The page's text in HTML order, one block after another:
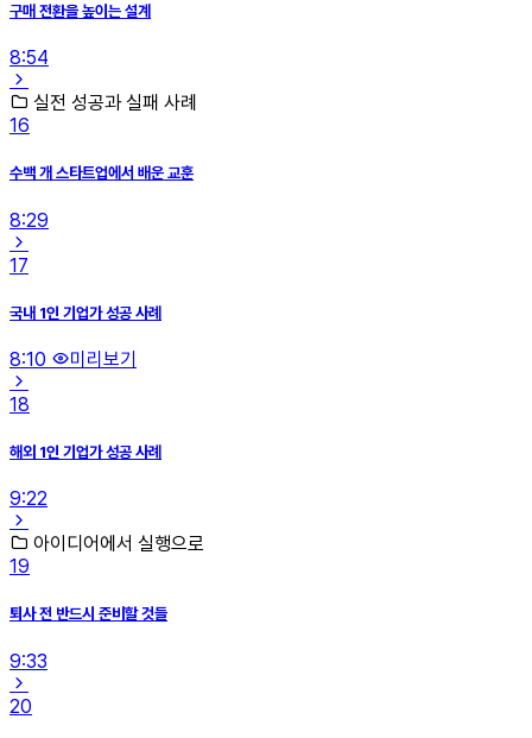
구매 전환을 높이는 설계
8:54
실전 성공과 실패 사례
16
수백 개 스타트업에서 배운 교훈
8:29
17
국내 1인 기업가 성공 사례
8:10
미리보기
18
해외 1인 기업가 성공 사례
9:22
아이디어에서 실행으로
19
퇴사 전 반드시 준비할 것들
9:33
20